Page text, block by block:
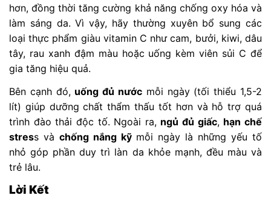
hơn, đồng thời tăng cường khả năng chống oxy hóa và
làm sáng da. Vì vậy, hãy thường xuyên bổ sung các
loại thực phẩm giàu vitamin C như cam, bưởi, kiwi, dâu
tây, rau xanh đậm màu hoặc uống kèm viên sủi C để
gia tăng hiệu quả.
Bên cạnh đó, uống đủ nước mỗi ngày (tối thiểu 1,5-2
lít) giúp dưỡng chất thẩm thấu tốt hơn và hỗ trợ quá
trình đào thải độc tố. Ngoài ra, ngủ đủ giấc, hạn chế
stress và chống nắng kỹ mỗi ngày là những yếu tố
nhỏ góp phần duy trì làn da khỏe mạnh, đều màu và
trẻ lâu.
Lời Kết